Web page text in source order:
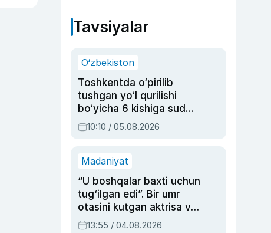
Tavsiyalar
O‘zbekiston
Toshkentda o‘pirilib
tushgan yo‘l qurilishi
bo‘yicha 6 kishiga sud
hukmi o‘qildi
10:10 / 05.08.2026
Madaniyat
“U boshqalar baxti uchun
tug‘ilgan edi”. Bir umr
otasini kutgan aktrisa va
dublyaj ustasi Rimma
13:55 / 04.08.2026